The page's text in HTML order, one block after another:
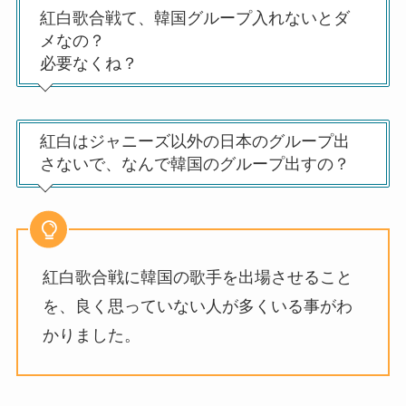
紅白歌合戦て、韓国グループ入れないとダ
メなの？
必要なくね？
紅白はジャニーズ以外の日本のグループ出
さないで、なんで韓国のグループ出すの？
紅白歌合戦に韓国の歌手を出場させること
を、良く思っていない人が多くいる事がわ
かりました。